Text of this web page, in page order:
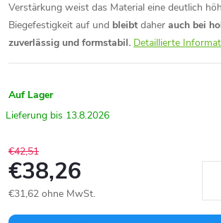
Verstärkung weist das Material eine deutlich
Biegefestigkeit auf und bleibt daher auch bei
zuverlässig und formstabil. Detaillierte
Auf Lager
13.8.2026
€42,51
€38,26
€31,62 ohne MwSt.